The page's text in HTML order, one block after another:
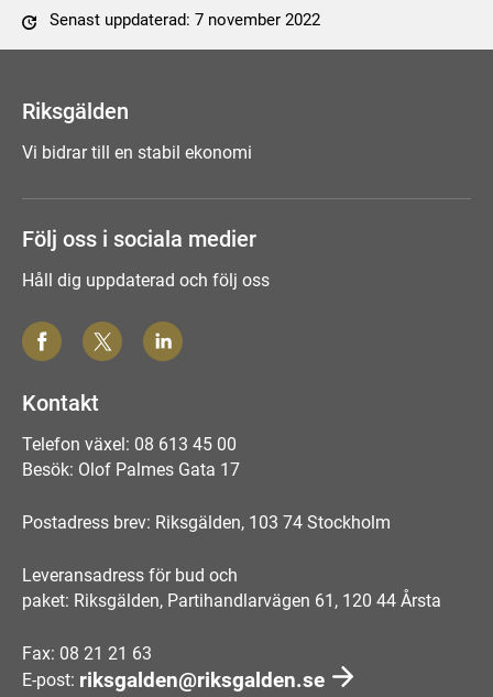
Senast uppdaterad: 7 november 2022
Riksgälden
Vi bidrar till en stabil ekonomi
Följ oss i sociala medier
Håll dig uppdaterad och följ oss
Kontakt
Telefon växel: 08 613 45 00
Besök: Olof Palmes Gata 17
Postadress brev: Riksgälden, 103 74 Stockholm
Leveransadress för bud och
paket: Riksgälden, Partihandlarvägen 61, 120 44 Årsta
Fax: 08 21 21 63
E-post: riksgalden@riksgalden.se